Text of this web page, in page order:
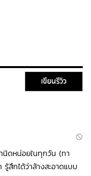
เขียนรีวิว
นิดหน่อยในทุกวัน (ทา
สึกได้ว่าล้างสะอาดแบบ